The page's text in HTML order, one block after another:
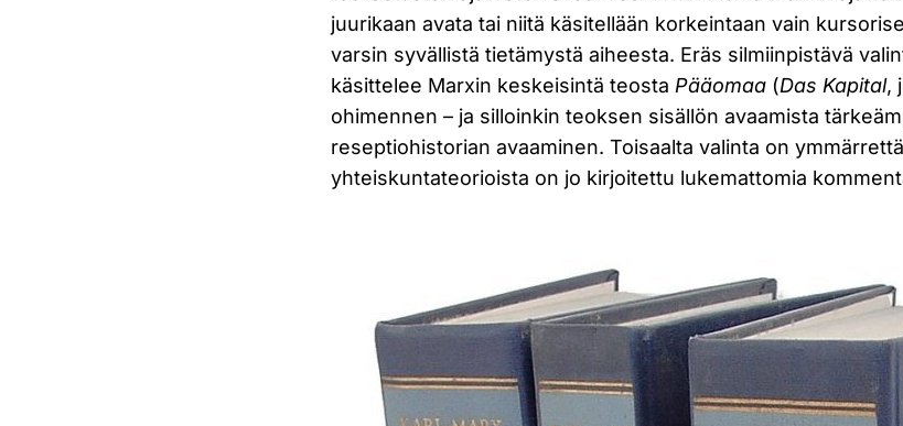
juurikaan avata tai niitä käsitellään korkeintaan vain
varsin syvällistä tietämystä aiheesta. Eräs silmiinpistävä
käsittelee Marxin keskeisintä teosta Pääomaa (Das Kapital,
ohimennen – ja silloinkin teoksen sisällön avaamista
reseptiohistorian avaaminen. Toisaalta valinta on
yhteiskuntateorioista on jo kirjoitettu lukemattomia